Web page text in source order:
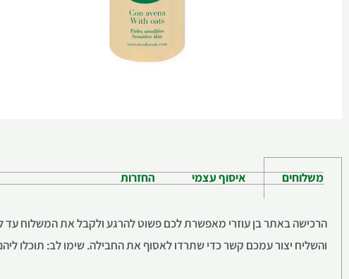
משלוחים איסוף עצמי החזרות
הרכישה באתר בן עוזרי מאפשרת לכם פשוט להרגע ולקבל את המשלוח עד
והשליח יצור עמכם קשר כדי שתרדו לאסוף את החבילה. שימו לב: תוכלו ליהנות